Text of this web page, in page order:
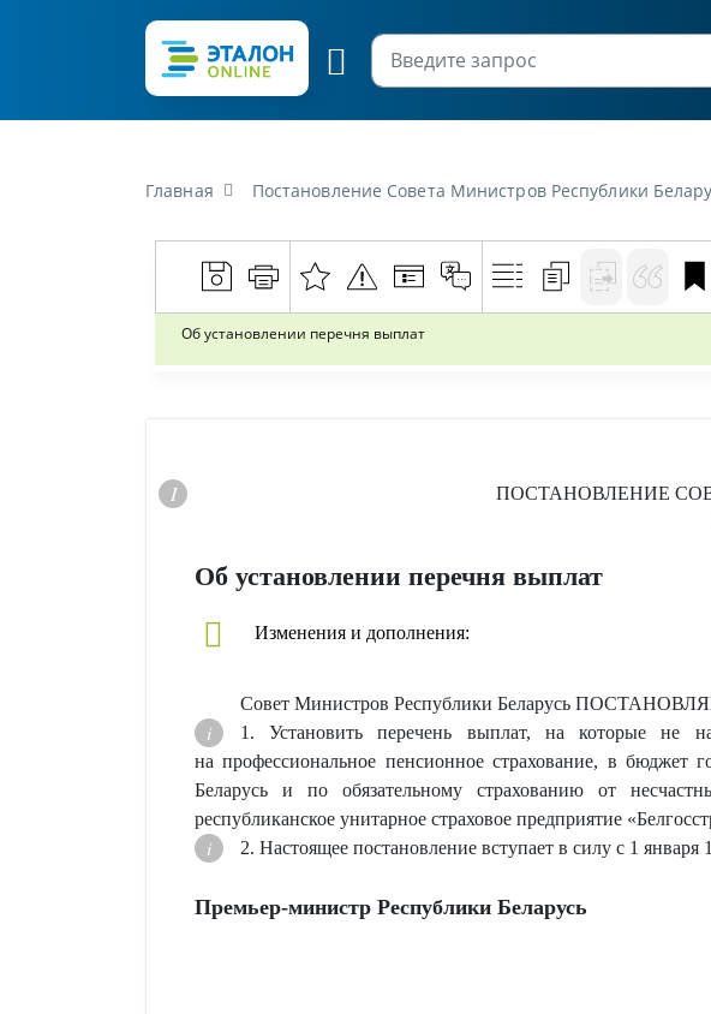
Главная Постановление Совета Министров Республики
Об установлении перечня выплат
ПОСТАНОВЛЕНИЕ
Об установлении перечня выплат
Изменения и дополнения:
Совет Министров Республики Беларусь
1. Установить перечень выплат, на которые не
на профессиональное пенсионное страхование, в бюджет
Беларусь и по обязательному страхованию от
республиканское унитарное страховое предприятие
2. Настоящее постановление вступает в силу с 1 января
Премьер-министр Республики Беларусь